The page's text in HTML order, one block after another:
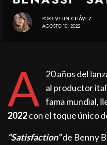
POR EVELIN CHÁVEZ
AGOSTO 10, 2022
A
20 años del
al productor
fama mundial,
2022con el toque único
“Satisfaction”de Benny